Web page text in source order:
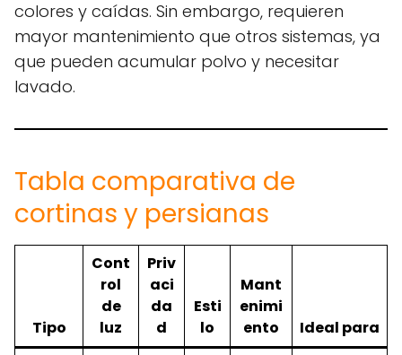
colores y caídas. Sin embargo, requieren
mayor mantenimiento que otros sistemas, ya
que pueden acumular polvo y necesitar
lavado.
Tabla comparativa de
cortinas y persianas
Tipo
Cont
rol
de
luz
Priv
aci
da
d
Esti
lo
Mant
enimi
ento
Ideal para